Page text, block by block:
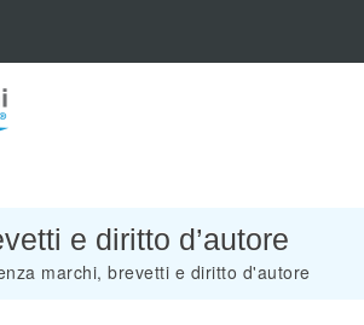
e diritto d’autore
marchi, brevetti e diritto d'autore